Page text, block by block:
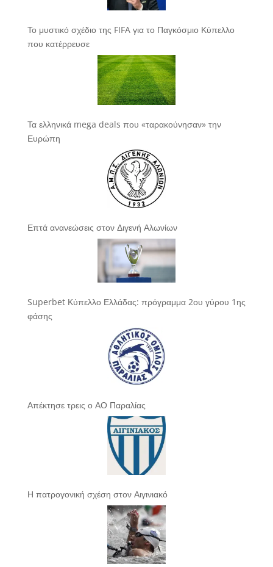
Το μυστικό σχέδιο της FIFA για το Παγκόσμιο Κύπελλο
που κατέρρευσε
Τα ελληνικά mega deals που «ταρακούνησαν» την
Ευρώπη
Επτά ανανεώσεις στον Διγενή Αλωνίων
Superbet Κύπελλο Ελλάδας: πρόγραμμα 2ου γύρου 1ης
φάσης
Απέκτησε τρεις ο ΑΟ Παραλίας
Η πατρογονική σχέση στον Αιγινιακό